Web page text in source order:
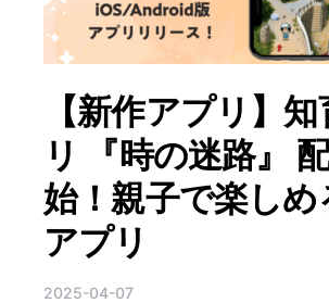
【新作アプリ】
リ 『時の迷路』
始！親子で楽しめ
アプリ
2025-04-07